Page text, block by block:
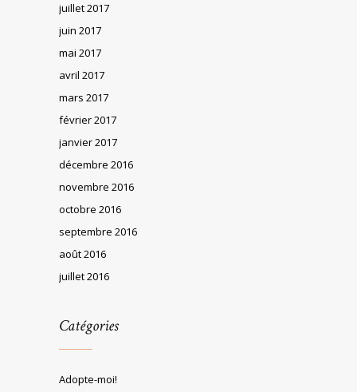
juillet 2017
juin 2017
mai 2017
avril 2017
mars 2017
février 2017
janvier 2017
décembre 2016
novembre 2016
octobre 2016
septembre 2016
août 2016
juillet 2016
Catégories
Adopte-moi!